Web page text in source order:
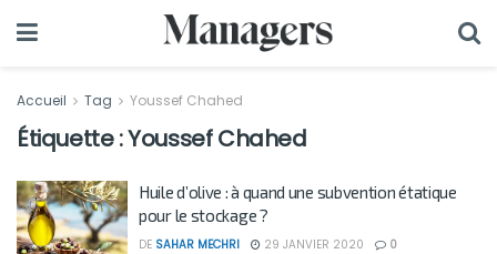
Accueil Tag Youssef Chahed
Étiquette :Youssef Chahed
Huile d’olive : à quand une subvention étatique
pour le stockage ?
DE SAHAR MECHRI 29 JANVIER 2020 0